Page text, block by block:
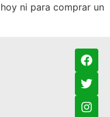
ni para comprar un